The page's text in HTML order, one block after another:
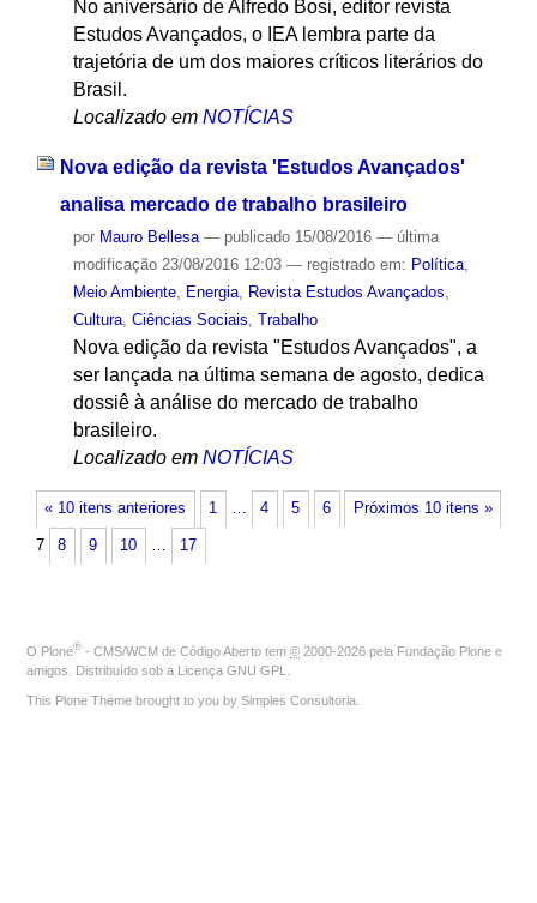
No aniversário de Alfredo Bosi, editor revista
Estudos Avançados, o IEA lembra parte da
trajetória de um dos maiores críticos literários do
Brasil.
Localizado em NOTÍCIAS
Nova edição da revista 'Estudos Avançados'
analisa mercado de trabalho brasileiro
por Mauro Bellesa — publicado15/08/2016 — última
modificação23/08/2016 12:03 — registrado em: Política,
Meio Ambiente, Energia, Revista Estudos Avançados,
Cultura, Ciências Sociais, Trabalho
Nova edição da revista "Estudos Avançados", a
ser lançada na última semana de agosto, dedica
dossiê à análise do mercado de trabalho
brasileiro.
Localizado em NOTÍCIAS
« 10 itens anteriores Próximos 10 itens »
1 … 4 5 6
7 8 9 10 … 17
O Plone® - CMS/WCM de Código Aberto tem © 2000-2026 pela Fundação Plone e
amigos. Distribuído sob a Licença GNU GPL
This Plone Theme brought to you by Simples Consultoria